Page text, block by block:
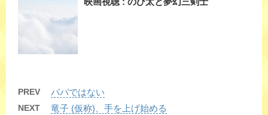
PREV パパではない
NEXT 竜子 (仮称)、手を上げ始める